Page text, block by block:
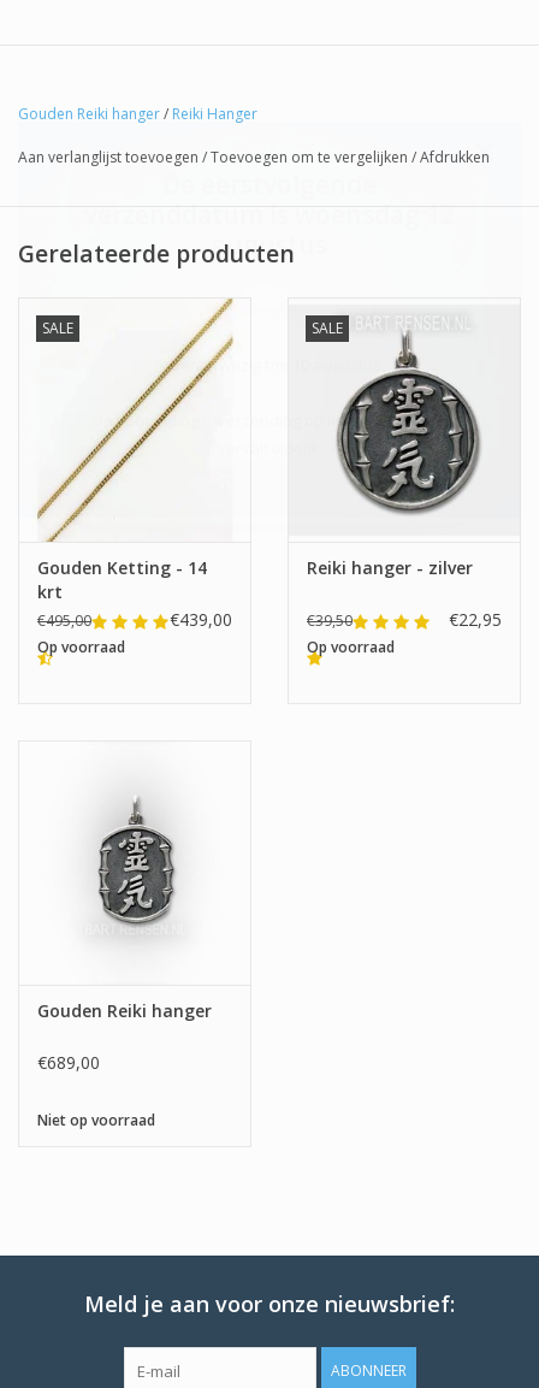
Gouden Reiki hanger/ Reiki Hanger
Aan verlanglijst toevoegen /Toevoegen om te vergelijken /Afdrukken
Gerelateerde producten
SALE
Gouden Ketting - 14
krt
€495,00 €439,00
Op voorraad
SALE
Reiki hanger - zilver
€39,50 €22,95
Op voorraad
Gouden Reiki hanger
€689,00
Niet op voorraad
Meld je aan voor onze nieuwsbrief:
ABONNEER
verzenddatum is woensdag 12
augustus
Ik ben afwezig t/m 10 augustus.
De vermelding: -verzending op iedere dinsdag-